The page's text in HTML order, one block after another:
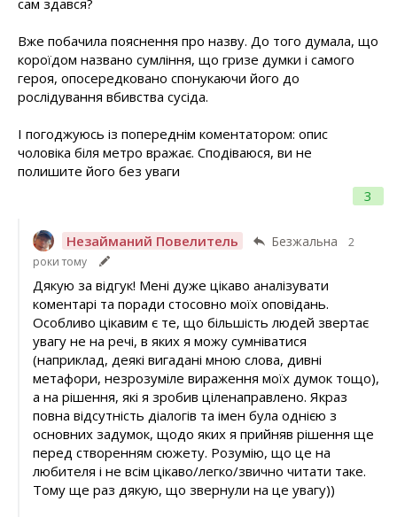
3
Вже побачила пояснення про назву. До того думала, що
короїдом названо сумління, що гризе думки і самого
героя, опосередковано спонукаючи його до
рослідування вбивства сусіда.
І погоджуюсь із попереднім коментатором: опис
чоловіка біля метро вражає. Сподіваюся, ви не
полишите його без уваги
Незайманий Повелитель Безжальна
2
роки тому
Дякую за відгук! Мені дуже цікаво аналізувати
коментарі та поради стосовно моїх оповідань.
Особливо цікавим є те, що більшість людей звертає
увагу не на речі, в яких я можу сумніватися
(наприклад, деякі вигадані мною слова, дивні
метафори, незрозуміле вираження моїх думок тощо),
а на рішення, які я зробив ціленаправлено. Якраз
повна відсутність діалогів та імен була однією з
основних задумок, щодо яких я прийняв рішення ще
перед створенням сюжету. Розумію, що це на
любителя і не всім цікаво/легко/звично читати таке.
Тому ще раз дякую, що звернули на це увагу))